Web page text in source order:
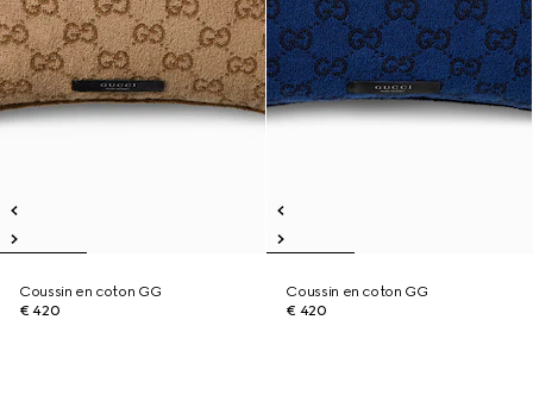
Coussin en coton GG
€ 420
Coussin en coton GG
€ 420